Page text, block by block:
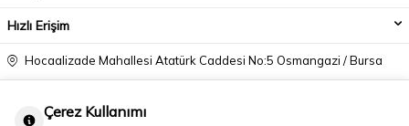
Hızlı Erişim
Hocaalizade Mahallesi Atatürk Caddesi No:5 Osmangazi / Bursa
info@modacadiri.com
Çerez Kullanımı